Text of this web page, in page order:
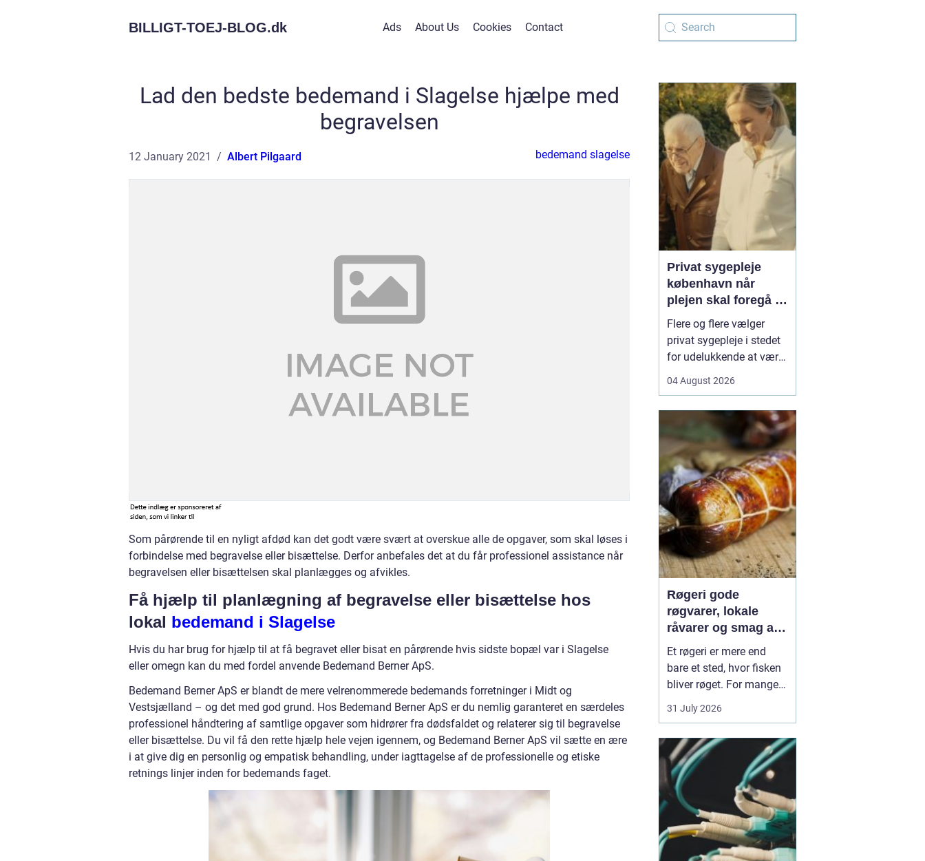
BILLIGT-TOEJ-BLOG.dk Ads About Us Cookies Contact
Lad den bedste bedemand i Slagelse hjælpe med
begravelsen
12 January 2021 Albert Pilgaard bedemand slagelse
Som pårørende til en nyligt afdød kan det godt være svært at overskue alle de opgaver, som skal løses i
forbindelse med begravelse eller bisættelse. Derfor anbefales det at du får professionel assistance når
begravelsen eller bisættelsen skal planlægges og afvikles.
Få hjælp til planlægning af begravelse eller bisættelse hos
lokal bedemand i Slagelse
Hvis du har brug for hjælp til at få begravet eller bisat en pårørende hvis sidste bopæl var i Slagelse
eller omegn kan du med fordel anvende Bedemand Berner ApS.
Bedemand Berner ApS er blandt de mere velrenommerede bedemands forretninger i Midt og
Vestsjælland – og det med god grund. Hos Bedemand Berner ApS er du nemlig garanteret en særdeles
professionel håndtering af samtlige opgaver som hidrører fra dødsfaldet og relaterer sig til begravelse
eller bisættelse. Du vil få den rette hjælp hele vejen igennem, og Bedemand Berner ApS vil sætte en ære
i at give dig en personlig og empatisk behandling, under iagttagelse af de professionelle og etiske
retnings linjer inden for bedemands faget.
Privat sygepleje
københavn når
plejen skal foregå i
hjemmet
Flere og flere vælger
privat sygepleje i stedet
for udelukkende at være
offentlige system.
hvor hverdagen ofte er
travl, og
hospitalsvæsenet er
presset, kan privat
sygepleje i hjemmet give
en mærkbar forskel i
bå...
04 August 2026
Røgeri gode
røgvarer, lokale
råvarer og smag af
havet
Et røgeri er mere end
bare et sted, hvor fisken
bliver røget. For mange
er det et samlingspunkt,
hvor lokale råvarer,
mødes. Her bliver
friskfanget fisk
forvandlet til
velsmagende røgvarer,
som både kan nydes i en
hurtig frokost...
31 July 2026